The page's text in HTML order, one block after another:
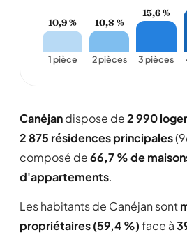
10,9 %
1 pièce
10,8 %
2 pièces
15,6 %
3 pièces
Canéjandispose de2 990
2 875 résidences principales
composé de66,7 % de
d'appartements.
Les habitants de Canéjan sont
propriétaires (59,4 %)face à